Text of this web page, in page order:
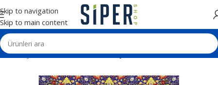
Skip to navigation
Skip to main content
Ana Sayfa Matbaa Ürünleri İmsakiye